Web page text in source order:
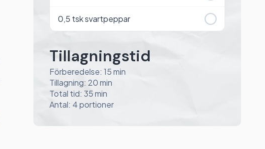
0,5 tsk svartpeppar
Tillagningstid
Förberedelse: 15 min
Tillagning: 20 min
Total tid: 35 min
Antal: 4 portioner